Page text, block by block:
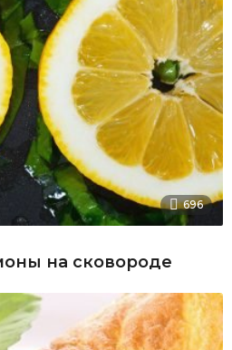
696
на сковороде